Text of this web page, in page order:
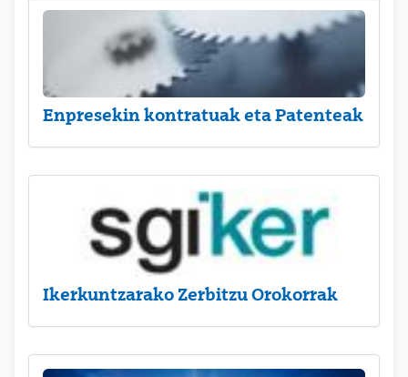
Enpresekin kontratuak eta Patenteak
Ikerkuntzarako Zerbitzu Orokorrak